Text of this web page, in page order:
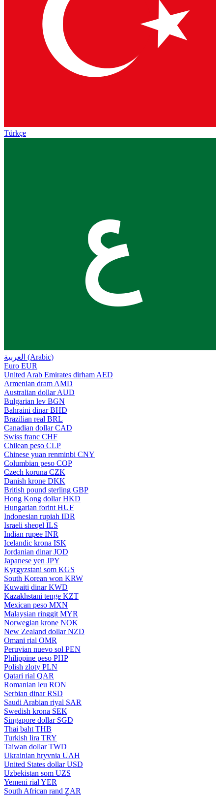
Türkçe
ع
العربية (Arabic)
Euro EUR
United Arab Emirates dirham AED
Armenian dram AMD
Australian dollar AUD
Bulgarian lev BGN
Bahraini dinar BHD
Brazilian real BRL
Canadian dollar CAD
Swiss franc CHF
Chilean peso CLP
Chinese yuan renminbi CNY
Columbian peso COP
Czech koruna CZK
Danish krone DKK
British pound sterling GBP
Hong Kong dollar HKD
Hungarian forint HUF
Indonesian rupiah IDR
Israeli sheqel ILS
Indian rupee INR
Icelandic krona ISK
Jordanian dinar JOD
Japanese yen JPY
Kyrgyzstani som KGS
South Korean won KRW
Kuwaiti dinar KWD
Kazakhstani tenge KZT
Mexican peso MXN
Malaysian ringgit MYR
Norwegian krone NOK
New Zealand dollar NZD
Omani rial OMR
Peruvian nuevo sol PEN
Philippine peso PHP
Polish zloty PLN
Qatari rial QAR
Romanian leu RON
Serbian dinar RSD
Saudi Arabian riyal SAR
Swedish krona SEK
Singapore dollar SGD
Thai baht THB
Turkish lira TRY
Taiwan dollar TWD
Ukrainian hryvnia UAH
United States dollar USD
Uzbekistan som UZS
Yemeni rial YER
South African rand ZAR